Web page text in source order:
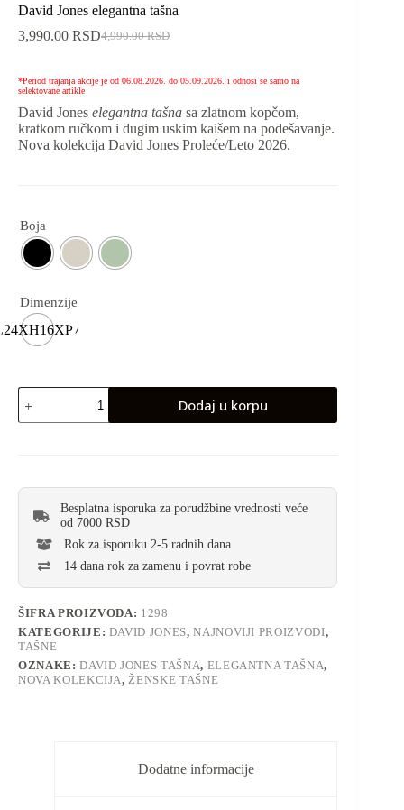
David Jones elegantna tašna
4,990.00RSD
Originalna
je
4,990.00 RSD.
3,990.00 RSDTrenutna
je:
*Period trajanja akcije je od 06.08.2026. do 05.09.2026. i odnosi se samo na
selektovane artikle
David Jones elegantna tašna sa zlatnom kopčom,
kratkom ručkom i dugim uskim kaišem na podešavanje.
Nova kolekcija David Jones Proleće/Leto 2026.
Boja
Dimenzije
David
Jones
elegantna
Dodaj u korpu
Besplatna isporuka za porudžbine vrednosti veće
od 7000 RSD
Rok za isporuku 2-5 radnih dana
14 dana rok za zamenu i povrat robe
ŠIFRA PROIZVODA: 1298
KATEGORIJE: DAVID JONES,NAJNOVIJI PROIZVODI,
TAŠNE
OZNAKE:DAVID JONES TAŠNA, ELEGANTNA TAŠNA,
NOVA KOLEKCIJA,ŽENSKE TAŠNE
Dodatne informacije